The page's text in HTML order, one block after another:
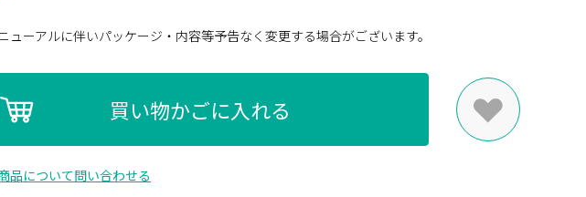
ューアルに伴いパッケージ・内容等予告なく変更する場合がございます。
買い物かごに入れる
品について問い合わせる